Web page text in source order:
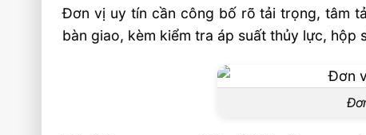
hãng FAQ
Nên chọn động cơ nào cho xe nâng dầu
Mua xe nâng dầu 3.5 tấn ở đâu để có
Đơn vị uy tín cần công bố rõ tải trọng, tâm
bàn giao, kèm kiểm tra áp suất thủy lực, hộp